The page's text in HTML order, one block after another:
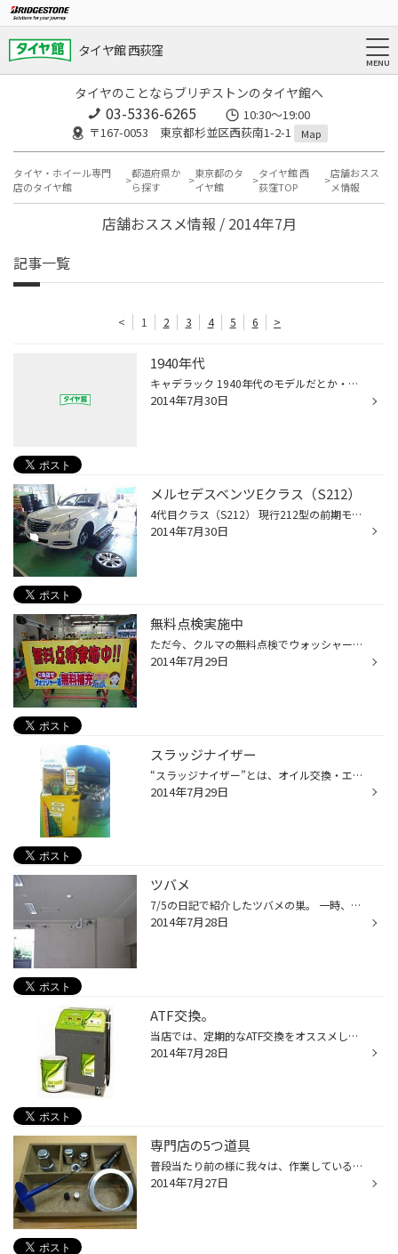
タイヤ館 西荻窪
タイヤのことならブリヂストンのタイヤ館へ
03-5336-6265
10:30～19:00
〒167-0053 東京都杉並区西荻南1-2-1
Map
タイヤ・ホイール専門
店のタイヤ館
都道府県か
ら探す
東京都のタ
イヤ館
タイヤ館 西
荻窪TOP
店舗おスス
メ情報
店舗おススメ情報 / 2014年7月
記事一覧
< 1 2 3 4 5 6 >
1940年代
キャデラック 1940年代のモデルだとか・・・・。 映画「スタンド・バイ・ミー」なんかでは見ますが、こんなレトロなクルマがまだ走っていると は・・・。 アメ車のコンテストで優勝した実績もあるUさんのキャデラック。 大事に乗り続けて下さいね！
2014年7月30日
メルセデスベンツEクラス（S212）
4代目クラス（S212） 現行212型の前期モデルです。 タイヤサイズは 245/45R17、 245/40R18、265/35R18 255/35R19、285/30R19 グレードによって色々あります。 W212/S212/C207/A207は、メルセデス・ベンツの4代目Eクラスを指すコードネームです。頭文字の“W”はセダン、“S”はステーションワゴン、“C”...
2014年7月30日
無料点検実施中
ただ今、クルマの無料点検でウォッシャー液を無料補充しています(^_^)/ ウォッシャー液は油膜を落とすノーマルタイプと撥水用の2種類をご用意しています。 お好きな方をお申し付けください。 タイヤの空気圧、タイヤのひび割れ、残溝チェック、エンジンオイル、ATF、バッテリー、エア コンフィルタ...
2014年7月29日
スラッジナイザー
“スラッジナイザー”とは、オイル交換・エレメント交換時に専用の機材を使い、専用フラッシングオイルを強い圧力でエンジン内部を洗浄する機械の事です。 普通のフラッシングと何が違うの？？ 通常のフラッシング作業は、フラッシングオイルという洗浄用オイルを入れてエンジンをアイドリングさせて...
2014年7月29日
ツバメ
7/5の日記で紹介したツバメの巣。 一時、ヒナが巣から落ちて大変な状態に・・・・。 マンションの住民が動物病院に連れて行き一命を取り留めました。 そして無事に回復したのか元気に4羽飛び立っていきました。 巣立った後も、まだ飛び方の上手くない若い鳥は雑食性の高いカラスや猛禽類のワシやハ...
2014年7月28日
ATF交換。
当店では、定期的なATF交換をオススメしています。 ATFって、どんな働きをしているか簡単にご説明します。 ・エンジンの力をATミッションに伝える「伝達油」 ・ATの制御部を油圧で作動させる「作動油」 ・ATミッション各パーツの潤滑をさせる「潤滑油」 大きく分けると、上記3つの働きをしています...
2014年7月28日
専門店の5つ道具
普段当たり前の様に我々は、作業しているものかもしれませんが・・・・。 一般の方にとっては初めてのもの・・・・。 どういう部品で取り付けられていて、どういう部品を交換して、どういう作業を行ったの か・・・・。 ここが伝わった状態にならないと価値が生まれません。 ただ高いだけの何か・・...
2014年7月27日